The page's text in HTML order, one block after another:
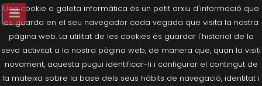
Una cookie o galeta informàtica és un petit arxiu d'informació que
es guarda en el seu navegador cada vegada que visita la nostra
pàgina web. La utilitat de les cookies és guardar l'historial de la
seva activitat a la nostra pàgina web, de manera que, quan la visiti
novament, aquesta pugui identificar-li i configurar el contingut de
la mateixa sobre la base dels seus hàbits de navegació, identitat i